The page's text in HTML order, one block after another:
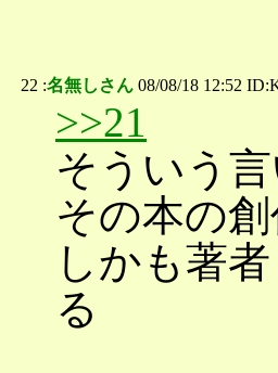
22 :名無しさん 08/08/18 12:52
>>21
そういう
その本の
しかも著
る